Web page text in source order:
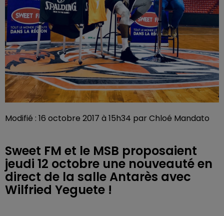
Modifié : 16 octobre 2017 à 15h34 par Chloé Mandato
Sweet FM et le MSB proposaient
jeudi 12 octobre une nouveauté en
direct de la salle Antarès avec
Wilfried Yeguete !